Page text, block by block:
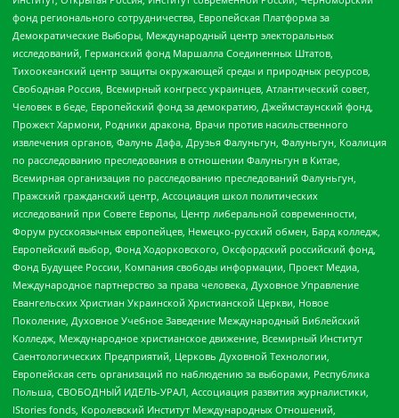
фонд регионального сотрудничества, Европейская Платформа за
Демократические Выборы, Международный центр электоральных
исследований, Германский фонд Маршалла Соединенных Штатов,
Тихоокеанский центр защиты окружающей среды и природных ресурсов,
Свободная Россия, Всемирный конгресс украинцев, Атлантический совет,
Человек в беде, Европейский фонд за демократию, Джеймстаунский фонд,
Прожект Хармони, Родники дракона, Врачи против насильственного
извлечения органов, Фалунь Дафа, Друзья Фалуньгун, Фалуньгун, Коалиция
по расследованию преследования в отношении Фалуньгун в Китае,
Всемирная организация по расследованию преследований Фалуньгун,
Пражский гражданский центр, Ассоциация школ политических
исследований при Совете Европы, Центр либеральной современности,
Форум русскоязычных европейцев, Немецко-русский обмен, Бард колледж,
Европейский выбор, Фонд Ходорковского, Оксфордский российский фонд,
Фонд Будущее России, Компания свободы информации, Проект Медиа,
Международное партнерство за права человека, Духовное Управление
Евангельских Христиан Украинской Христианской Церкви, Новое
Поколение, Духовное Учебное Заведение Международный Библейский
Колледж, Международное христианское движение, Всемирный Институт
Саентологических Предприятий, Церковь Духовной Технологии,
Европейская сеть организаций по наблюдению за выборами, Республика
Польша, СВОБОДНЫЙ ИДЕЛЬ-УРАЛ, Ассоциация развития журналистики,
IStories fonds, Королевский Институт Международных Отношений,